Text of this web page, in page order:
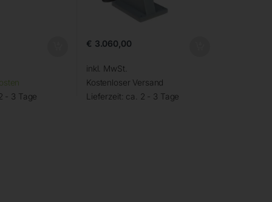
- 3 Tage
€ 3.060,00
inkl. MwSt.
Kostenloser Versand
Lieferzeit: ca. 2 - 3 Tage